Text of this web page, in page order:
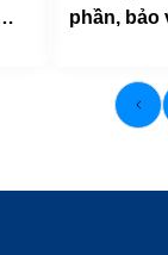
phần, bảo